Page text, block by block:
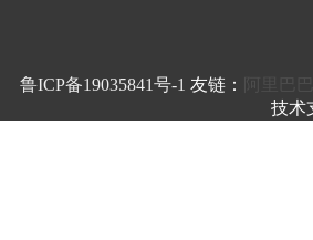
鲁ICP备19035841号-1 友链：
技术